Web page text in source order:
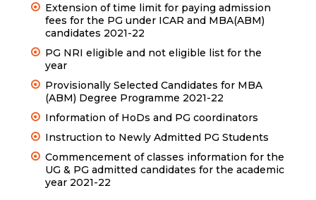
Extension of time limit for paying admission
fees for the PG under ICAR and MBA(ABM)
candidates 2021-22
PG NRI eligible and not eligible list for the
year
Provisionally Selected Candidates for MBA
(ABM) Degree Programme 2021-22
Information of HoDs and PG coordinators
Instruction to Newly Admitted PG Students
Commencement of classes information for the
UG & PG admitted candidates for the academic
year 2021-22